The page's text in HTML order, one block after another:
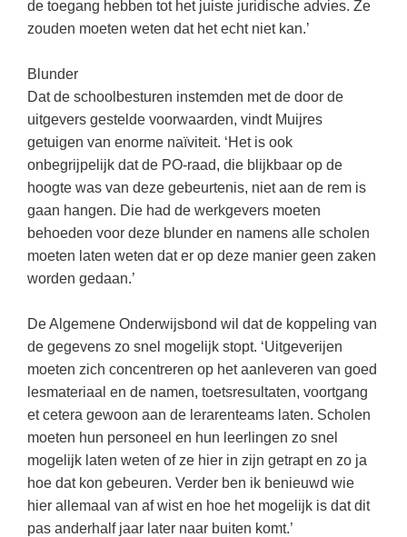
De boerderij
Eerste wereldoorlog
Evolutieleer
Feest- en Gedenkdagen
Godsdienstonderwijs
Kerstfeest
Kinderboekenweek
Mediawijsheid
Nieuws
Onderwijsprijs
Ruimte
Schoolreisideeën
Schoolspullen
Seizoenen
Geschiedenis
Orientatie
Rekenen
Sociale vaardigheden
Taalvaardigheid
Vakoverstijgend
MEER...
Kruiswoordpuzzels
Onderwijslonen
Vrijeschoolonderwijs
Montessori onderwijs
Jenaplanonderwijs
Daltononderwijs
de toegang hebben tot het juiste juridische advies. Ze
zouden moeten weten dat het echt niet kan.’
Blunder
Dat de schoolbesturen instemden met de door de
uitgevers gestelde voorwaarden, vindt Muijres
getuigen van enorme naïviteit. ‘Het is ook
onbegrijpelijk dat de PO-raad, die blijkbaar op de
hoogte was van deze gebeurtenis, niet aan de rem is
gaan hangen. Die had de werkgevers moeten
behoeden voor deze blunder en namens alle scholen
moeten laten weten dat er op deze manier geen zaken
worden gedaan.’
De Algemene Onderwijsbond wil dat de koppeling van
de gegevens zo snel mogelijk stopt. ‘Uitgeverijen
moeten zich concentreren op het aanleveren van goed
lesmateriaal en de namen, toetsresultaten, voortgang
et cetera gewoon aan de lerarenteams laten. Scholen
moeten hun personeel en hun leerlingen zo snel
mogelijk laten weten of ze hier in zijn getrapt en zo ja
hoe dat kon gebeuren. Verder ben ik benieuwd wie
hier allemaal van af wist en hoe het mogelijk is dat dit
pas anderhalf jaar later naar buiten komt.’